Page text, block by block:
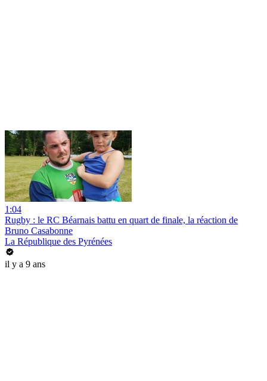
1:04
Rugby : le RC Béarnais battu en quart de finale, la réaction de
Bruno Casabonne
La République des Pyrénées
il y a 9 ans